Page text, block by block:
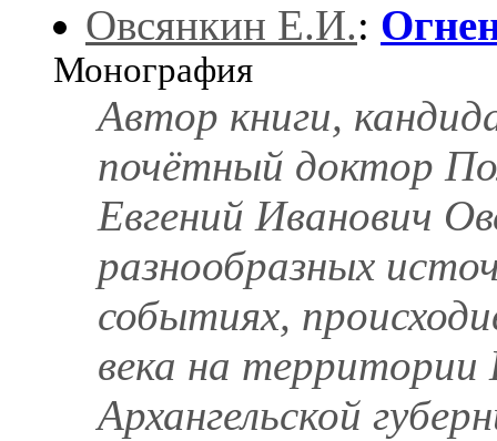
Овсянкин Е.И.:
Монография
Автор книги,
почётный доктор
Евгений Иванович
разнообразных
событиях,
века на территории
Архангельской